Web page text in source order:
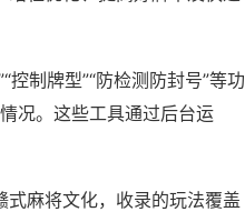
制牌型”“防检测防封号”等功
况。这些工具通过后台运
麻将文化，收录的玩法覆盖